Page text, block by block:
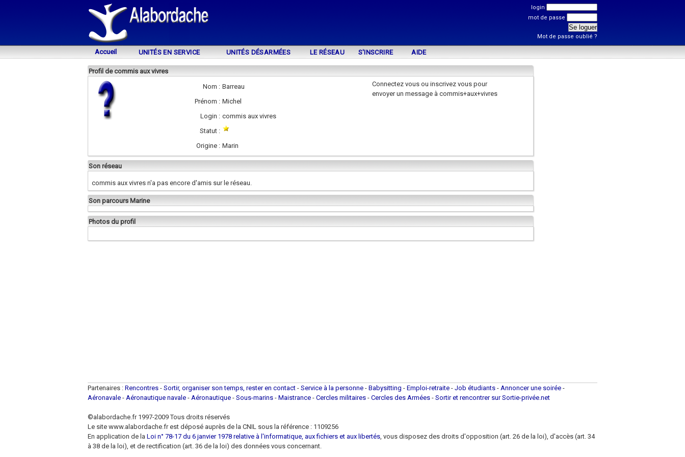
login
mot de passe
Mot de passe oublié ?
Accueil UNITÉS EN SERVICE UNITÉS DÉSARMÉES LE RÉSEAU S'INSCRIRE AIDE
Profil de commis aux vivres
Nom : Barreau
Prénom : Michel
Login : commis aux vivres
Statut :
Origine : Marin
Connectez vous ou inscrivez vous pour
envoyer un message à commis+aux+vivres
Son réseau
commis aux vivres n'a pas encore d'amis sur le réseau.
Son parcours Marine
Photos du profil
Partenaires : Rencontres - Sortir, organiser son temps, rester en contact - Service à la personne - Babysitting - Emploi-retraite - Job étudiants - Annoncer une soirée -
Aéronavale - Aéronautique navale - Aéronautique - Sous-marins - Maistrance - Cercles militaires - Cercles des Armées - Sortir et rencontrer sur Sortie-privée.net
©alabordache.fr 1997-2009 Tous droits réservés
Le site www.alabordache.fr est déposé auprès de la CNIL sous la référence : 1109256
En application de la Loi n° 78-17 du 6 janvier 1978 relative à l'informatique, aux fichiers et aux libertés, vous disposez des droits d'opposition (art. 26 de la loi), d'accès (art. 34
à 38 de la loi), et de rectification (art. 36 de la loi) des données vous concernant.